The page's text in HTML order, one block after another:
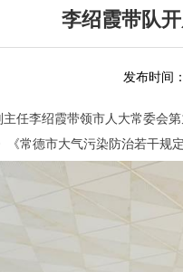
李绍霞带队
发布时间
任李绍霞带领市人大常委会
常德市大气污染防治若干规